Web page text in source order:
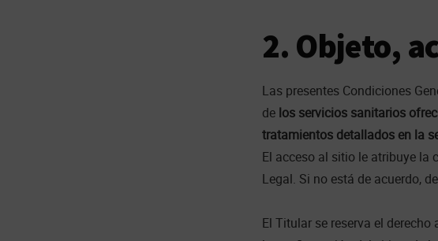
2. Objeto,
Las presentes Condiciones
de los servicios sanitarios
tratamientos detallados en la
El acceso al sitio le atribuye la
Legal. Si no está de acuerdo,
El Titular se reserva el